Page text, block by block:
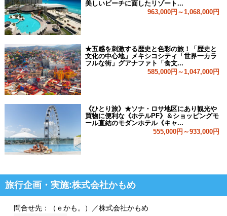
美しいビーチに面したリゾート...
963,000円～1,068,000円
★五感を刺激する歴史と色彩の旅！「歴史と
文化の中心地」メキシコシティ「世界一カラ
フルな街」グアナファト「食文...
585,000円～1,047,000円
《ひとり旅》★ソナ・ロサ地区にあり観光や
買物に便利な《ホテルPF》＆ショッピングモ
ール直結のモダンホテル《キャ...
555,000円～933,000円
旅行企画・実施:株式会社かもめ
問合せ先：（ｅかも。）／株式会社かもめ